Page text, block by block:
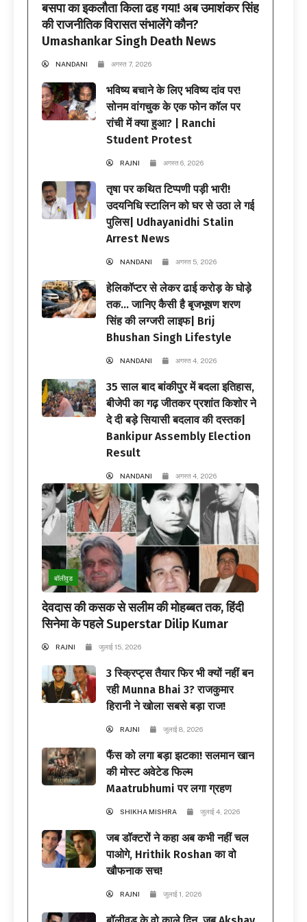
बसपा का इकलौता किला ढह गया! अब उमाशंकर सिंह
की राजनीतिक विरासत संभालेंगे कौन?
Umashankar Singh Death News
NANDANI अगस्त 7, 2026
भविष्य बचाने के लिए भविष्य दांव पर!
सोनम वांगचुक के एक फोन कॉल पर
रांची में क्या हुआ? | Ranchi
Student Protest
RAJNI अगस्त 6, 2026
तृषा पर कथित टिप्पणी पड़ी भारी!
उदयनिधि स्टालिन को घर से उठा ले गई
पुलिस| Udhayanidhi Stalin
Arrest News
NANDANI अगस्त 5, 2026
हेलिकॉप्टर से लेकर ढाई करोड़ के घोड़े
तक… जानिए कैसी है बृजभूषण शरण
सिंह की लग्जरी लाइफ| Brij
Bhushan Singh Lifestyle
NANDANI अगस्त 4, 2026
35 साल बाद बांकीपुर में बदला इतिहास,
बीजेपी का गढ़ जीतकर प्रशांत किशोर ने
दे दी बड़े सियासी बदलाव की दस्तक|
Bankipur Assembly Election
Result
NANDANI अगस्त 4, 2026
बॉलीवुड
देवदास की कसक से सलीम की मोहब्बत तक, हिंदी
सिनेमा के पहले Superstar Dilip Kumar
RAJNI जुलाई 15, 2026
3 स्क्रिप्ट्स तैयार फिर भी क्यों नहीं बन
रही Munna Bhai 3? राजकुमार
हिरानी ने खोला सबसे बड़ा राज!
RAJNI जुलाई 8, 2026
फैंस को लगा बड़ा झटका! सलमान खान
की मोस्ट अवेटेड फिल्म
Maatrubhumi पर लगा ग्रहण
SHIKHA MISHRA जुलाई 4, 2026
जब डॉक्टरों ने कहा अब कभी नहीं चल
पाओगे, Hrithik Roshan का वो
खौफनाक सच!
RAJNI जुलाई 1, 2026